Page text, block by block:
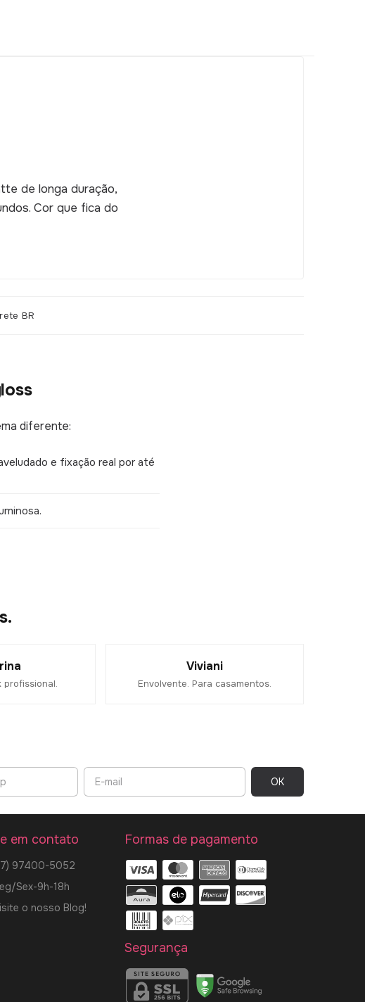
de longa duração,
Cor que fica do
BR
diferente:
e fixação real por até
profissional.
Viviani
Envolvente. Para casamentos.
em contato
97400-5052
Sex-9h-18h
o nosso Blog!
Formas de pagamento
Segurança